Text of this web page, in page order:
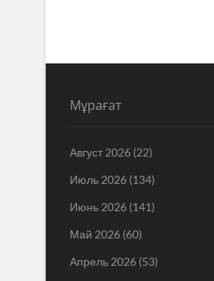
Мұрағат
Август 2026 (22)
Июль 2026 (134)
Июнь 2026 (141)
Май 2026 (60)
Апрель 2026 (53)